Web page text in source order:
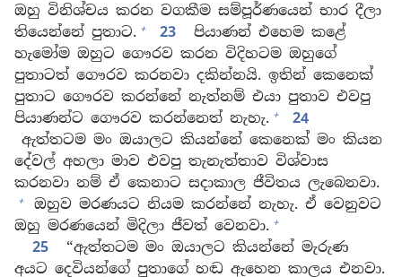
ඔහු විනිශ්චය කරන වගකීම සම්පූර්ණයෙන් භාර දීලා
තියෙන්නේ පුතාට. + 23
පියාණන් එහෙම කළේ
හැමෝම ඔහුට ගෞරව කරන විදිහටම ඔහුගේ
පුතාටත් ගෞරව කරනවා දකින්නයි. ඉතින් කෙනෙක්
පුතාට ගෞරව කරන්නේ නැත්නම් එයා පුතාව එවපු
පියාණන්ට ගෞරව කරන්නෙත් නැහැ. +
24
ඇත්තටම මං ඔයාලට කියන්නේ කෙනෙක් මං කියන
දේවල් අහලා මාව එවපු තැනැත්තාව විශ්වාස
කරනවා නම් ඒ කෙනාට සදාකාල ජීවිතය ලැබෙනවා.
+
ඔහුව මරණයට නියම කරන්නේ නැහැ. ඒ වෙනුවට
ඔහු මරණයෙන් මිදිලා ජීවත් වෙනවා. +
25
“ඇත්තටම මං ඔයාලට කියන්නේ මැරුණ
අයට දෙවියන්ගේ පුතාගේ හඬ ඇහෙන කාලය එනවා.